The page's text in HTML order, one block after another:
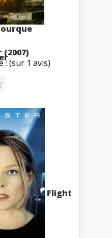
: (sur 1 avis)
Flight